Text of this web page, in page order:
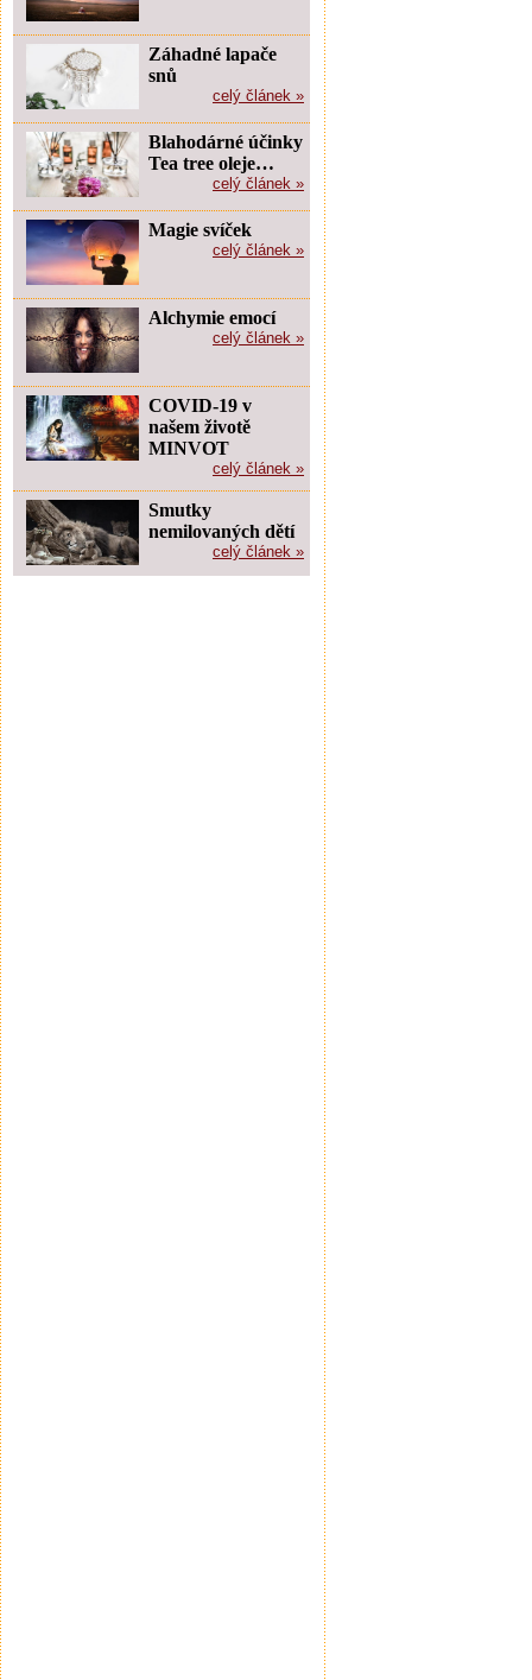
Záhadné lapače
snů
celý článek »
Blahodárné účinky
Tea tree oleje…
celý článek »
Magie svíček
celý článek »
Alchymie emocí
celý článek »
COVID-19 v
našem životě
MINVOT
celý článek »
Smutky
nemilovaných dětí
celý článek »